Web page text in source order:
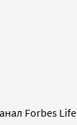
Forbes Life